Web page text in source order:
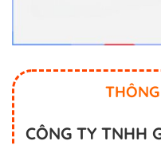
CÔNG TY TNHH